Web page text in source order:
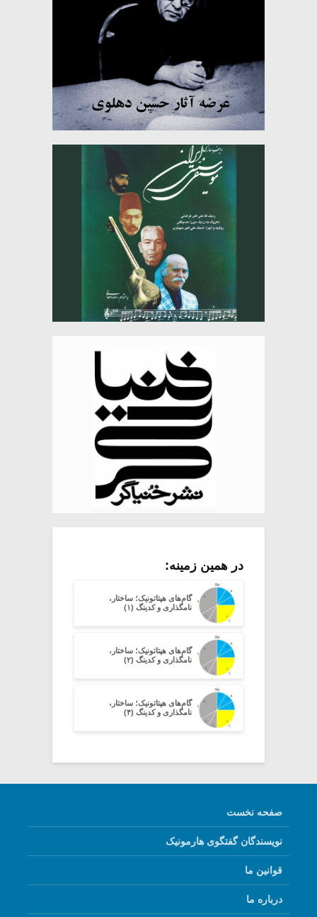
در همین زمینه:
گام‌های هپتاتونیک؛ ساختار،
نامگذاری و کدینگ (۱)
گام‌های هپتاتونیک؛ ساختار،
نامگذاری و کدینگ (۲)
گام‌های هپتاتونیک؛ ساختار،
نامگذاری و کدینگ (۴)
صفحه نخست
نویسندگان گفتگوی هارمونیک
قوانین ما
درباره ما